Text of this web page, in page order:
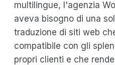
multilingue, l'agenzia
aveva bisogno di una
traduzione di siti web
compatibile con gli
propri clienti e che